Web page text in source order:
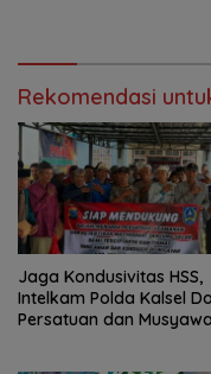
Rekomendasi
Jaga Kondusivitas HSS,
Intelkam Polda Kalsel
Persatuan dan